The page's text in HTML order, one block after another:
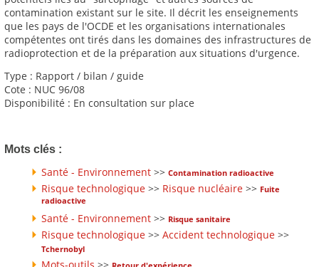
contamination existant sur le site. Il décrit les enseignements
que les pays de l'OCDE et les organisations internationales
compétentes ont tirés dans les domaines des infrastructures de
radioprotection et de la préparation aux situations d'urgence.
Type : Rapport / bilan / guide
Cote : NUC 96/08
Disponibilité : En consultation sur place
Mots clés :
Santé - Environnement >> Contamination radioactive
Risque technologique >> Risque nucléaire >> Fuite
radioactive
Santé - Environnement >> Risque sanitaire
Risque technologique >> Accident technologique >>
Tchernobyl